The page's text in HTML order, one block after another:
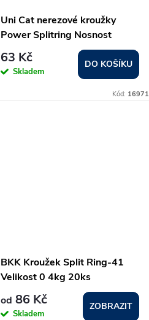
Uni Cat nerezové kroužky
Power Splitring Nosnost
90kg, 10ks/bal
63 Kč
Skladem
DO KOŠÍKU
Kód: 16971
BKK Kroužek Split Ring-41
Velikost 0 4kg 20ks
od 86 Kč
Skladem
ZOBRAZIT